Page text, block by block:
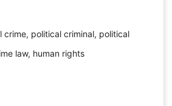
crime, political criminal, political
law, human rights